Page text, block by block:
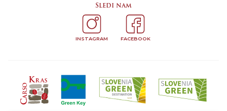
Sledi nam
INSTAGRAM FACEBOOK